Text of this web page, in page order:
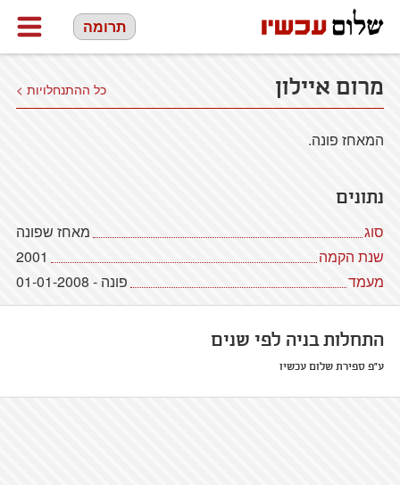
תרומה
מרום איילון כל ההתנחלויות >
המאחז פונה.
נתונים
סוג
מאחז שפונה
שנת הקמה
2001
מעמד
פונה - 01-01-2008
התחלות בניה לפי שנים
ע"פ ספירת שלום עכשיו